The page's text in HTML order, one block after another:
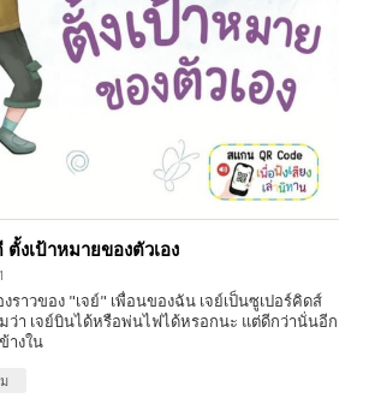
งเป้าหมายของตัวเอง
ราวของ "เจย์" เพื่อนของฉัน เจย์เป็นซูเปอร์คิดส์
า เจย์บินได้หรือพ่นไฟได้หรอกนะ แต่ดีกว่านั่นอีก
างใน